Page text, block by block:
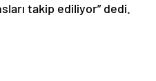
takip ediliyor” dedi.